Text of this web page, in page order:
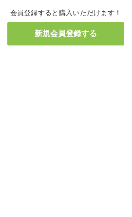
会員登録すると購入いただけます！